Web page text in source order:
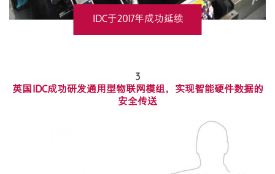
IDC于2017年成功延续
体系认证
3
英国IDC成功研发通用型物联网模组，实现智能硬件数据的
安全传送